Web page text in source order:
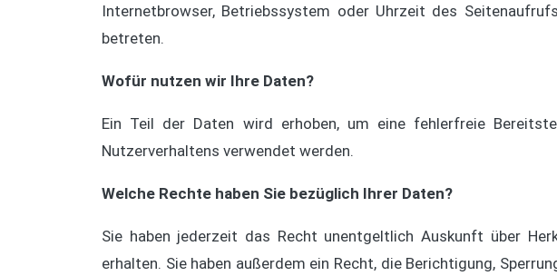
Internetbrowser, Betriebssystem oder Uhrzeit des
betreten.
Wofür nutzen wir Ihre Daten?
Ein Teil der Daten wird erhoben, um eine fehlerfreie
Nutzerverhaltens verwendet werden.
Welche Rechte haben Sie bezüglich Ihrer Daten?
Sie haben jederzeit das Recht unentgeltlich Auskunft über
erhalten. Sie haben außerdem ein Recht, die Berichtigung,